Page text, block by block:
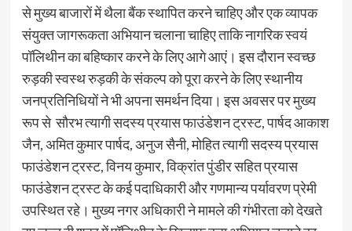
से मुख्य बाजारों में थैला बैंक स्थापित करने चाहिए और एक व्यापक
संयुक्त जागरूकता अभियान चलाना चाहिए ताकि नागरिक स्वयं
पॉलिथीन का बहिष्कार करने के लिए आगे आएं। इस दौरान स्वच्छ
रुड़की स्वस्थ रुड़की के संकल्प को पूरा करने के लिए स्थानीय
जनप्रतिनिधियों ने भी अपना समर्थन दिया। इस अवसर पर मुख्य
रूप से सौरभ त्यागी सदस्य प्रयास फाउंडेशन ट्रस्ट, पार्षद आकाश
जैन, अमित कुमार पार्षद, अनुज सैनी, मोहित त्यागी सदस्य प्रयास
फाउंडेशन ट्रस्ट, विनय कुमार, विक्रांत पुंडीर सहित प्रयास
फाउंडेशन ट्रस्ट के कई पदाधिकारी और गणमान्य पर्यावरण प्रेमी
उपस्थित रहे। मुख्य नगर अधिकारी ने मामले की गंभीरता को देखते